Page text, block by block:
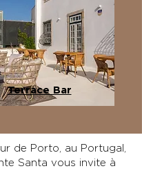
Terrace Bar
de Porto, au Portugal,
Santa vous invite à